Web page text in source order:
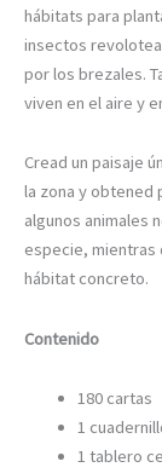
hábitats para
insectos
por los brezales.
viven en el aire y
Cread un paisaje
la zona y obtened
algunos animales
especie, mientras
hábitat concreto.
Contenido
180 cartas
1
1 tablero